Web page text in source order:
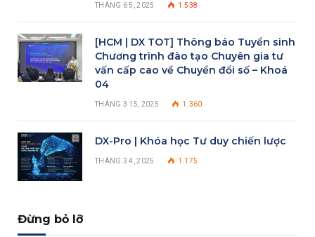
THÁNG 6 5, 2025 1.538
[HCM | DX TOT] Thông báo Tuyển sinh
Chương trình đào tạo Chuyên gia tư
vấn cấp cao về Chuyển đổi số – Khoá
04
THÁNG 3 15, 2025 1.360
DX-Pro | Khóa học Tư duy chiến lược
THÁNG 3 4, 2025 1.175
Đừng bỏ lỡ